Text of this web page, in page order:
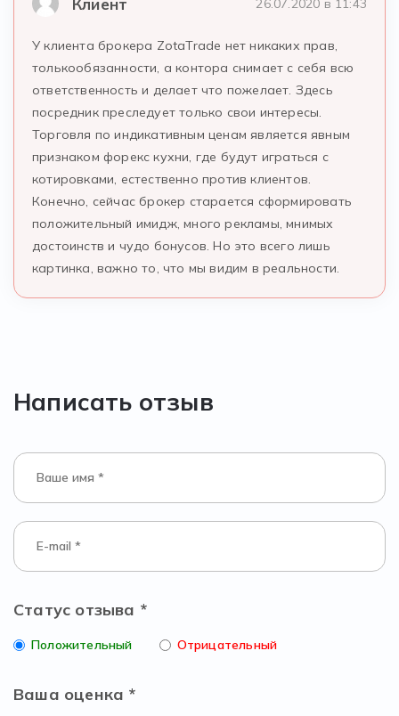
Клиент 26.07.2020 в 11:43
У клиента брокера ZotaTrade нет никаких прав,
толькообязанности, а контора снимает с себя всю
ответственность и делает что пожелает. Здесь
посредник преследует только свои интересы.
Торговля по индикативным ценам является явным
признаком форекс кухни, где будут играться с
котировками, естественно против клиентов.
Конечно, сейчас брокер старается сформировать
положительный имидж, много рекламы, мнимых
достоинств и чудо бонусов. Но это всего лишь
картинка, важно то, что мы видим в реальности.
Написать отзыв
Статус отзыва *
Положительный Отрицательный
Ваша оценка *